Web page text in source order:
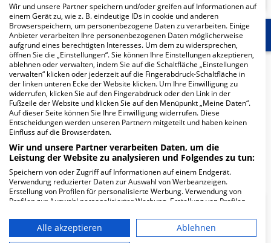
Start Für die Klinik Mehr Informationen
Herzlich Willkommen
Diagnosticum Neuburg MVZ Radiologie in der
Bahnhofstr. 103 c ist ein medizinisches
Versorgungszentrum in Neuburg.
Mehr Informationen
Wir und unsere Partner speichern und/oder greifen auf Informationen auf
einem Gerät zu, wie z. B. eindeutige IDs in cookie und anderen
Browserspeichern, um personenbezogene Daten zu verarbeiten. Einige
Anbieter verarbeiten Ihre personenbezogenen Daten möglicherweise
aufgrund eines berechtigten Interesses. Um dem zu widersprechen,
öffnen Sie die „Einstellungen“. Sie können Ihre Einstellungen akzeptieren,
ablehnen oder verwalten, indem Sie auf die Schaltfläche „Einstellungen
verwalten“ klicken oder jederzeit auf die Fingerabdruck-Schaltfläche in
der linken unteren Ecke der Website klicken. Um Ihre Einwilligung zu
widerrufen, klicken Sie auf den Fingerabdruck oder den Link in der
Fußzeile der Website und klicken Sie auf den Menüpunkt „Meine Daten“.
Auf dieser Seite können Sie Ihre Einwilligung widerrufen. Diese
Entscheidungen werden unseren Partnern mitgeteilt und haben keinen
Einfluss auf die Browserdaten.
Wir und unsere Partner verarbeiten Daten, um die
Leistung der Website zu analysieren und Folgendes zu tun:
Speichern von oder Zugriff auf Informationen auf einem Endgerät.
Verwendung reduzierter Daten zur Auswahl von Werbeanzeigen.
Erstellung von Profilen für personalisierte Werbung. Verwendung von
Profilen zur Auswahl personalisierter Werbung. Erstellung von Profilen
personalisierter Inhalte. Messung der Werbeleistung. Messung der
Performance von Inhalten. Analyse von Zielgruppen durch Statistiken
oder Kombinationen von Daten aus verschiedenen Quellen. Entwicklung
Alle akzeptieren
Ablehnen